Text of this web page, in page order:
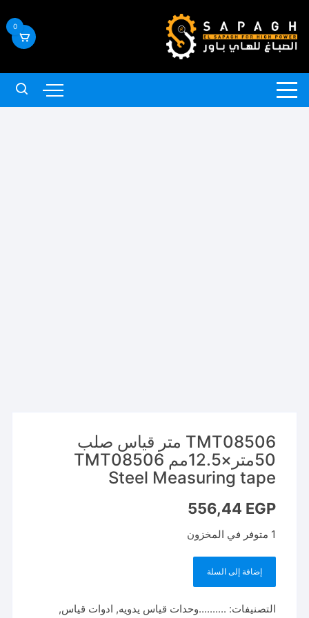
إلى
المحتوى
0
TMT08506 متر قياس صلب
50متر×12.5مم TMT08506
Steel Measuring tape
556,44 EGP
1 متوفر في المخزون
كمية
متر
إضافة إلى السلة
التصنيفات: ..........وحدات قياس يدويه, ادوات قياس,